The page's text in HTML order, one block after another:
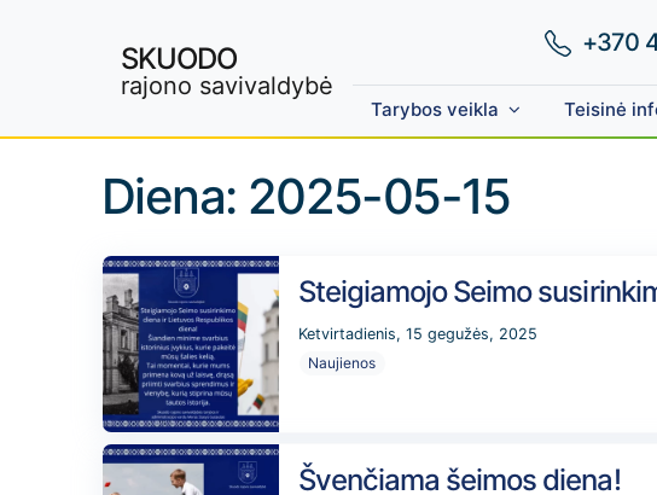
SKUODO
rajono savivaldybė
+370
Tarybos veikla Teisinė
Diena: 2025-05-15
Steigiamojo Seimo
Ketvirtadienis, 15 gegužės, 2025
Naujienos
Švenčiama šeimos diena!